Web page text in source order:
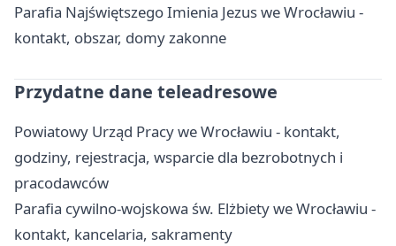
Parafia Najświętszego Imienia Jezus we Wrocławiu -
kontakt, obszar, domy zakonne
Przydatne dane teleadresowe
Powiatowy Urząd Pracy we Wrocławiu - kontakt,
godziny, rejestracja, wsparcie dla bezrobotnych i
pracodawców
Parafia cywilno-wojskowa św. Elżbiety we Wrocławiu -
kontakt, kancelaria, sakramenty